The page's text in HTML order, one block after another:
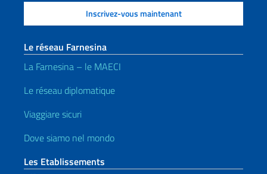
Le réseau Farnesina
La Farnesina – le MAECI
Le réseau diplomatique
Viaggiare sicuri
Dove siamo nel mondo
Les Etablissements